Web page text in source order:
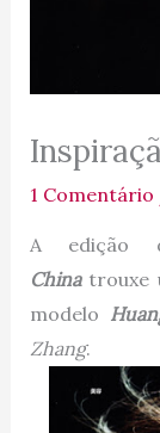
1 Comentário
A edição
Chinatrouxe
modelo
Zhang.